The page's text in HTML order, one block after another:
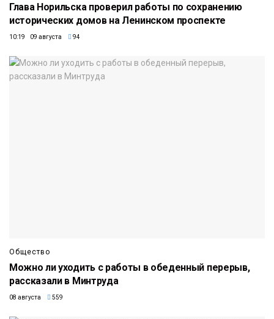
Глава Норильска проверил работы по сохранению
исторических домов на Ленинском проспекте
10:19 09 августа 94
Общество
Можно ли уходить с работы в обеденный перерыв,
рассказали в Минтруда
08 августа 559